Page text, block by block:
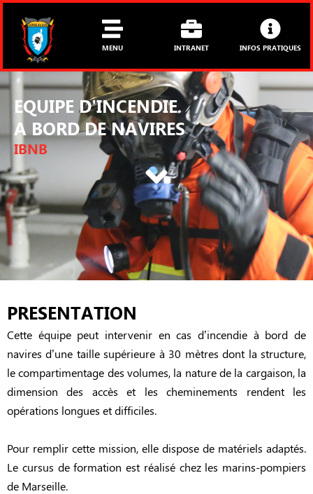
contenu
MENU INTRANET INFOS PRATIQUES
EQUIPE D'INCENDIE
A BORD DE NAVIRES
IBNB
PRESENTATION
Cette équipe peut intervenir en cas d’incendie à bord de
navires d’une taille supérieure à 30 mètres dont la structure,
le compartimentage des volumes, la nature de la cargaison, la
dimension des accès et les cheminements rendent les
opérations longues et difficiles.
Pour remplir cette mission, elle dispose de matériels adaptés.
Le cursus de formation est réalisé chez les marins-pompiers
de Marseille.